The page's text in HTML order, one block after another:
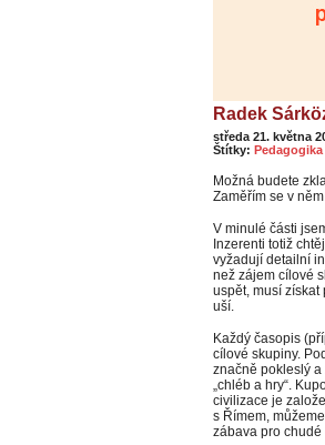
Radek
středa 21. května
Štítky: Pedagogika
Možná budete
Zaměřím se v
V minulé části
Inzerenti totiž
vyžadují detailní
než zájem cílové
uspět, musí získat
uší.
Každý časopis
cílové skupiny.
značně pokleslý
„chléb a hry“.
civilizace je
s Římem,
zábava pro